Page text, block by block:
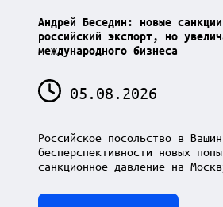
Андрей Беседин: новые
российский экспорт, но
международного бизнеса
05.08.2026
Российское посольство в
бесперспективности новых
санкционное давление на